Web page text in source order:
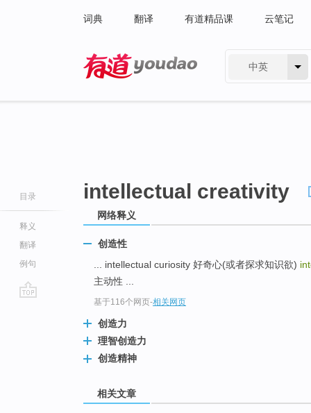
词典 翻译 有道精品课 云笔记
中英
目录
释义
翻译
例句
intellectual creativity
网络释义
创造性
... intellectual curiosity 好奇心(或者探求知识欲)
主动性 ...
基于116个网页-相关网页
创造力
理智创造力
创造精神
相关文章